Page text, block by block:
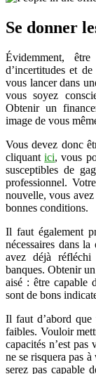
Se donner
Évidemment,
d’incertitudes et
vous lancer dans
vous soyez
Obtenir un
image de vous
Vous devez donc
cliquantici, vous
susceptibles de
professionnel.
nouvelle, vous avez
bonnes conditions.
Il faut également
nécessaires dans
avez déjà réfléchi
banques. Obtenir
aisé : être capable
sont de bons
Il faut d’abord
faibles. Vouloir
capacités n’est
ne se risquera pas
serez pas capable